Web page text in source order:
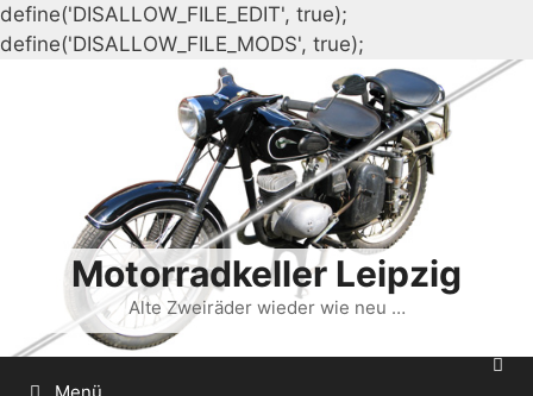
define('DISALLOW_FILE_EDIT', true);
define('DISALLOW_FILE_MODS', true);
Inhalt
springen
Motorradkeller Leipzig
Alte Zweiräder wieder wie neu …